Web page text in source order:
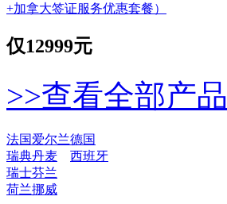
+加拿大签证服务优惠套餐）
仅12999元
>>查看全部产品
法国爱尔兰德国
瑞典丹麦
西班牙
瑞士芬兰
荷兰挪威